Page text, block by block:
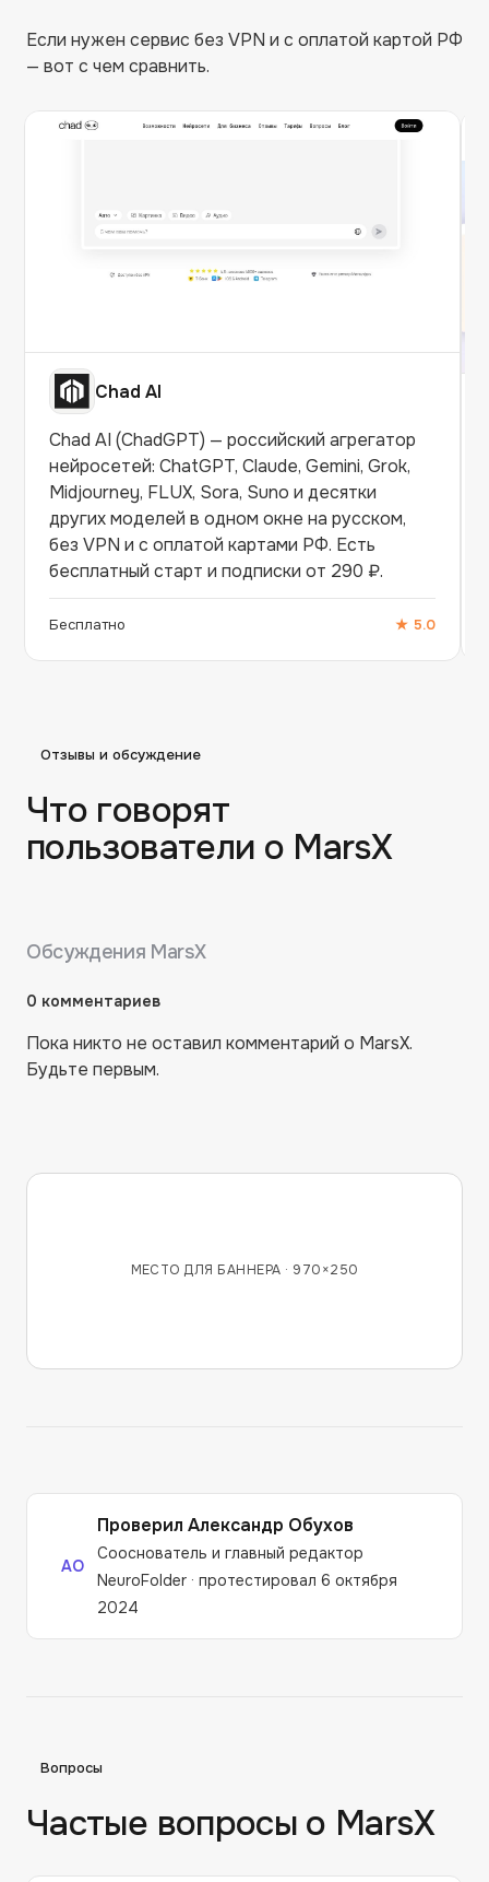
Если нужен сервис без VPN и с оплатой картой РФ
— вот с чем сравнить.
Chad AI
Chad AI (ChadGPT) — российский агрегатор
нейросетей: ChatGPT, Claude, Gemini, Grok,
Midjourney, FLUX, Sora, Suno и десятки
других моделей в одном окне на русском,
без VPN и с оплатой картами РФ. Есть
бесплатный старт и подписки от 290 ₽.
Бесплатно ★ 5.0
Отзывы и обсуждение
Что говорят
пользователи о MarsX
Обсуждения MarsX
0 комментариев
Пока никто не оставил комментарий о MarsX.
Будьте первым.
МЕСТО ДЛЯ БАННЕРА · 970×250
АО
Проверил Александр Обухов
Сооснователь и главный редактор
NeuroFolder · протестировал 6 октября
2024
Вопросы
Частые вопросы о MarsX